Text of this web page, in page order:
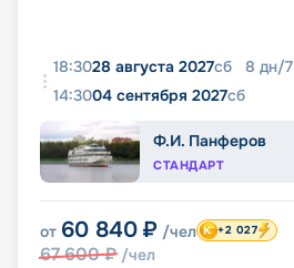
18:3028 августа 2027сб 8 дн/7
14:3004 сентября 2027сб
Ф.И. Панферов
СТАНДАРТ
от 60 840 ₽ /чел
67 600₽ /чел
+2 027